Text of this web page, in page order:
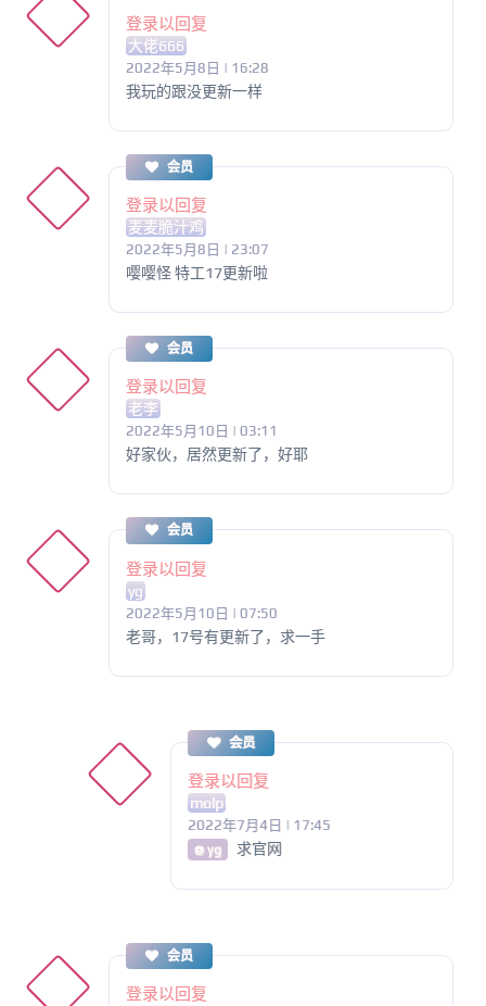
登录以回复
大佬666
2022年5月8日 | 16:28
我玩的跟没更新一样
会员
登录以回复
麦麦脆汁鸡
2022年5月8日 | 23:07
嘤嘤怪 特工17更新啦
会员
登录以回复
老李
2022年5月10日 | 03:11
好家伙，居然更新了，好耶
会员
登录以回复
yg
2022年5月10日 | 07:50
老哥，17号有更新了，求一手
会员
登录以回复
molp
2022年7月4日 | 17:45
@ yg 求官网
会员
登录以回复